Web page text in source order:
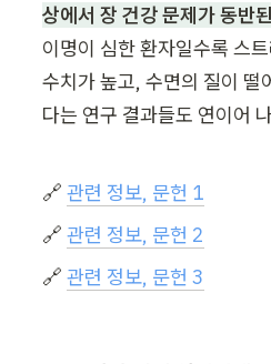
상에서 장 건강 문제가 동반
이명이 심한 환자일수록 스
수치가 높고, 수면의 질이 떨
다는 연구 결과들도 연이어
🔗 관련 정보, 문헌 1
🔗 관련 정보, 문헌 2
🔗 관련 정보, 문헌 3